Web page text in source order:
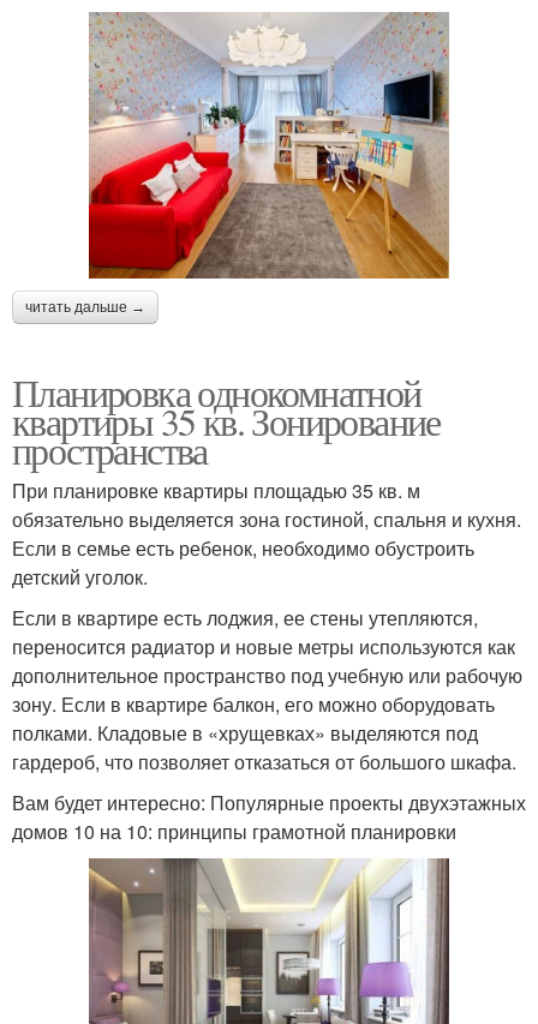
читать дальше →
Планировка однокомнатной
квартиры 35 кв. Зонирование
пространства
При планировке квартиры площадью 35 кв. м
обязательно выделяется зона гостиной, спальня и кухня.
Если в семье есть ребенок, необходимо обустроить
детский уголок.
Если в квартире есть лоджия, ее стены утепляются,
переносится радиатор и новые метры используются как
дополнительное пространство под учебную или рабочую
зону. Если в квартире балкон, его можно оборудовать
полками. Кладовые в «хрущевках» выделяются под
гардероб, что позволяет отказаться от большого шкафа.
Вам будет интересно: Популярные проекты двухэтажных
домов 10 на 10: принципы грамотной планировки